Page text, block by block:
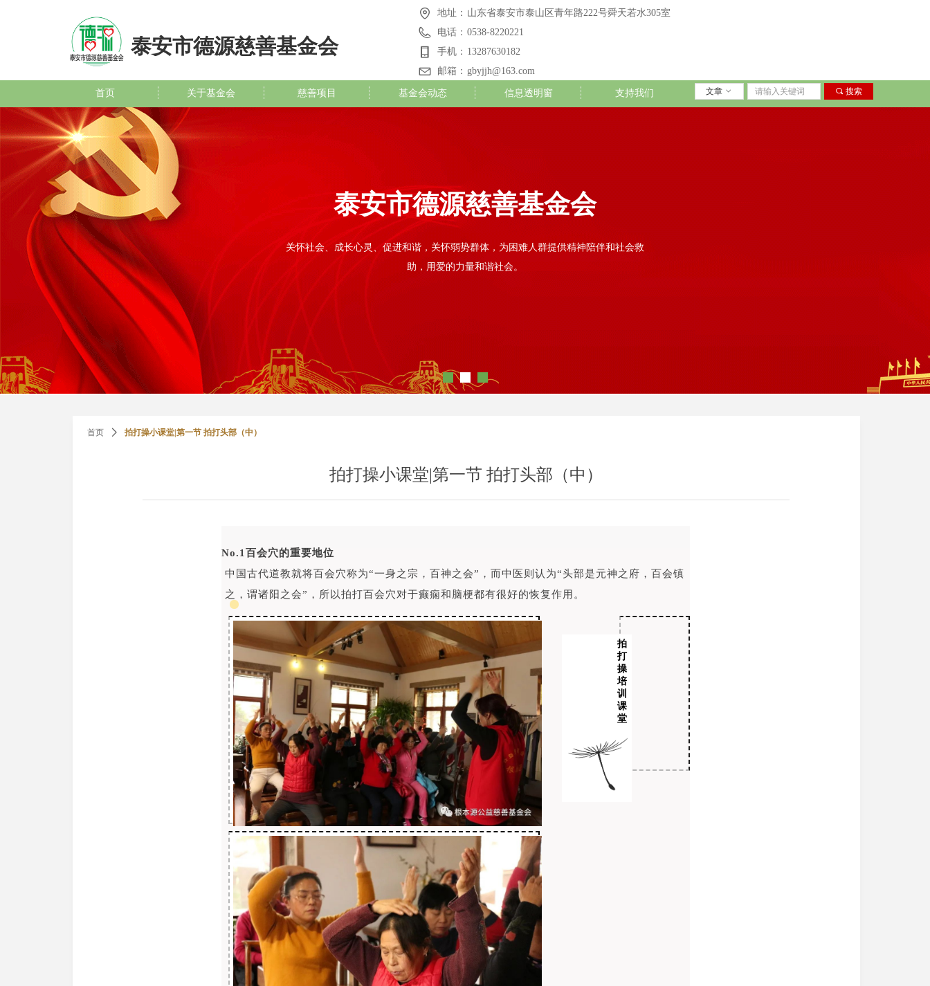
泰安市德源慈善基金会
地址： 山东省泰安市泰山区青年路222号舜天若水305室
电话： 0538-8220221
手机： 13287630182
邮箱： gbyjjh@163.com
首页 关于基金会 慈善项目 基金会动态 信息透明窗 支持我们 끠 搜索
文章 ꀁ
泰安市德源慈善基金会
关怀社会、成长心灵、促进和谐，关怀弱势群体，为困难人群提供精神陪伴和社会救
助，用爱的力量和谐社会。
泰安市德源慈善基金会
No.1百会穴的重要地位
中国古代道教就将百会穴称为“一身之宗，百神之会”，而中医则认为“头部是元神之府，百会镇
之，谓诸阳之会”，所以拍打百会穴对于癫痫和脑梗都有很好的恢复作用。
拍
打
操
培
训
课
堂
拍打操小课堂|第一节 拍打头部（中）
首页 ꄲ 拍打操小课堂|第一节 拍打头部（中）